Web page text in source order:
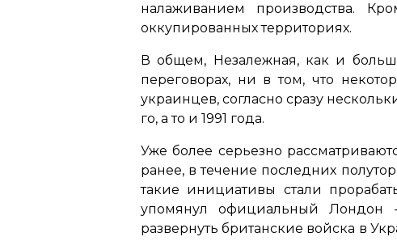
налаживанием производства.
оккупированных территориях.
В общем, Незалежная, как и
переговорах, ни в том, что
украинцев, согласно сразу
го, а то и 1991 года.
Уже более серьезно
ранее, в течение последних
такие инициативы стали
упомянул официальный Лондон
развернуть британские войска в